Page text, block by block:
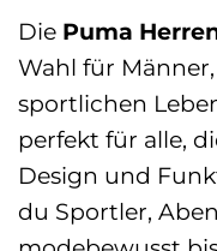
Die Puma
Wahl für
sportlichen
perfekt für alle,
Design und
du Sportler,